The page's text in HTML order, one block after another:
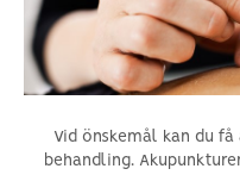
Vid önskemål kan du
behandling.